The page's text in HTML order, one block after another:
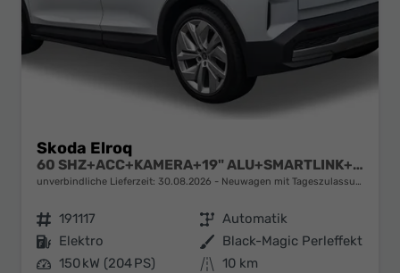
Skoda Elroq
60 SHZ+ACC+KAMERA+19" ALU+SMARTLINK+KLIMA+LED
unverbindliche Lieferzeit: 30.08.2026 Neuwagen mit Tageszulassung
Fahrzeugnr. 191117 Getriebe Automatik
Kraftstoff Elektro Außenfarbe Black-Magic Perleffekt
Leistung 150 kW (204 PS) Kilometerstand 10 km